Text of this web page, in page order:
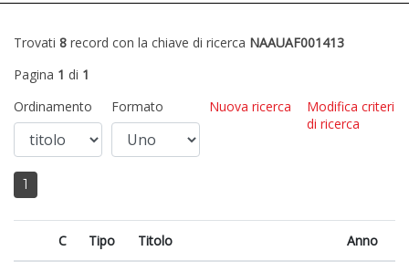
Trovati 8 record con la chiave di ricerca NAAUAF001413
Pagina 1 di 1
Ordinamento
Formato Nuova ricerca
Modifica criteri
di ricerca
1
C Tipo Titolo Anno